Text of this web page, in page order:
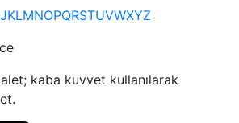
JKLMNOPQRSTUVWXYZ
kaba kuvvet kullanılarak